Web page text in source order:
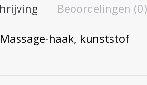
Beoordelingen (0)
haak, kunststof